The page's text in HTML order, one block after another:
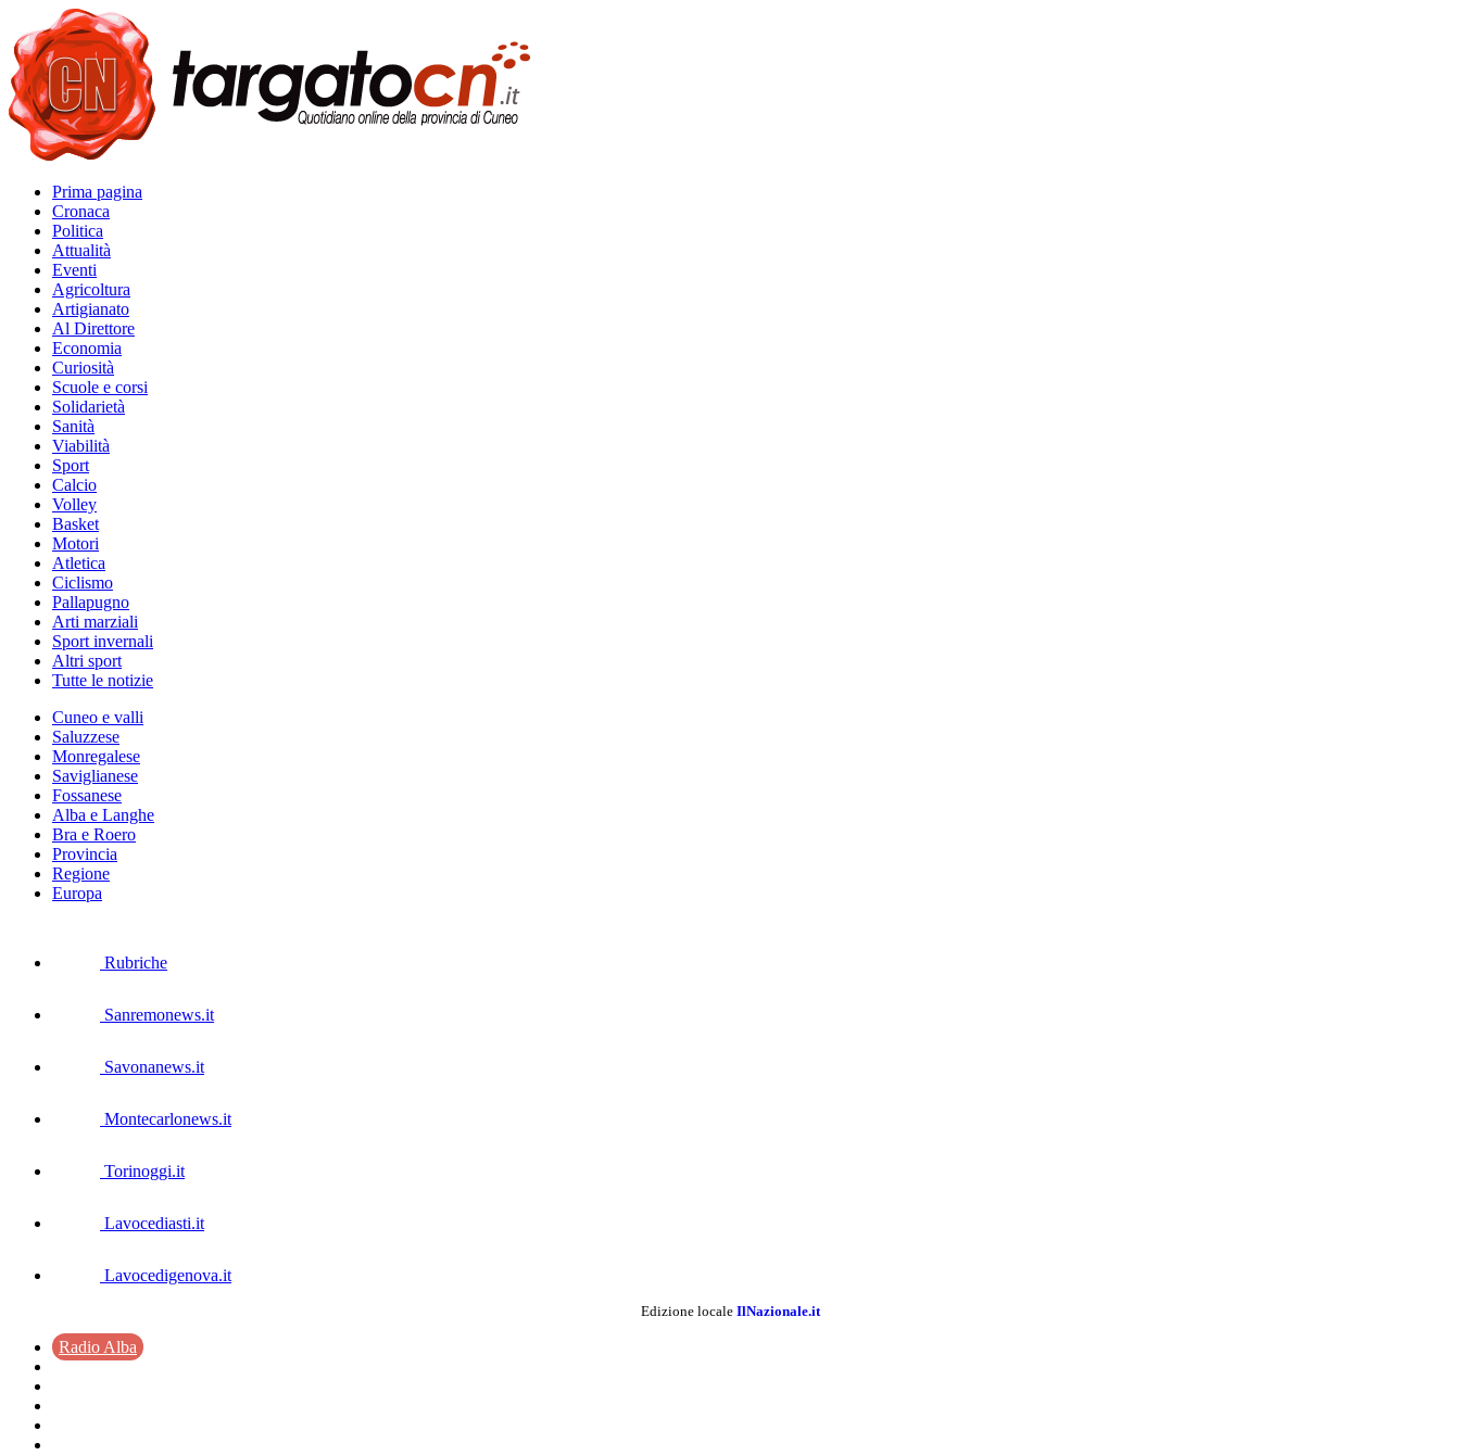
Prima pagina
Cronaca
Politica
Attualità
Eventi
Agricoltura
Artigianato
Al Direttore
Economia
Curiosità
Scuole e corsi
Solidarietà
Sanità
Viabilità
Sport
Calcio
Volley
Basket
Motori
Atletica
Ciclismo
Pallapugno
Arti marziali
Sport invernali
Altri sport
Tutte le notizie
Cuneo e valli
Saluzzese
Monregalese
Saviglianese
Fossanese
Alba e Langhe
Bra e Roero
Provincia
Regione
Europa
Rubriche
Sanremonews.it
Savonanews.it
Montecarlonews.it
Torinoggi.it
Lavocediasti.it
Lavocedigenova.it
Edizione locale IlNazionale.it
Radio Alba